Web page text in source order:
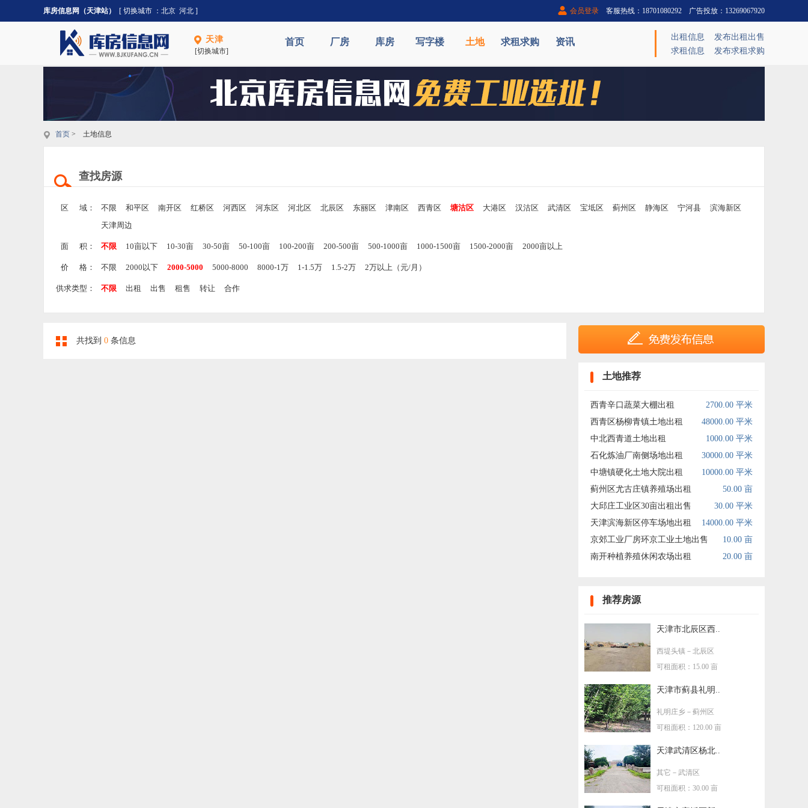
库房信息网（天津站） [ 切换城市 ： 北京 河北 ] 会员登录 客服热线：18701080292 广告投放：13269067920
天津
[切换城市]
首页 厂房 库房 写字楼 土地 求租求购 资讯 出租信息
发布出租出售
求租信息
发布求租求购
首页 > 土地信息
查找房源
区 域： 不限 和平区 南开区 红桥区 河西区 河东区 河北区 北辰区 东丽区 津南区 西青区 塘沽区 大港区 汉沽区 武清区 宝坻区 蓟州区 静海区 宁河县
滨海新区
天津周边
面 积： 不限 10亩以下 10-30亩 30-50亩 50-100亩 100-200亩 200-500亩 500-1000亩 1000-1500亩 1500-2000亩 2000亩以上
价 格： 不限 2000以下 2000-5000 5000-8000 8000-1万 1-1.5万 1.5-2万 2万以上（元/月）
供求类型： 不限 出租 出售 租售 转让 合作
共找到 0 条信息
土地推荐
西青辛口蔬菜大棚出租
2700.00 平米
西青区杨柳青镇土地出租
48000.00 平米
中北西青道土地出租
1000.00 平米
石化炼油厂南侧场地出租
30000.00 平米
中塘镇硬化土地大院出租
10000.00 平米
蓟州区尤古庄镇养殖场出租
50.00 亩
大邱庄工业区30亩出租出售
30.00 平米
天津滨海新区停车场地出租
14000.00 平米
京郊工业厂房环京工业土地出售
10.00 亩
南开种植养殖休闲农场出租
20.00 亩
推荐房源
天津市北辰区西..
西堤头镇 －北辰区
可租面积：15.00 亩
天津市蓟县礼明..
礼明庄乡 －蓟州区
可租面积：120.00 亩
天津武清区杨北..
其它 －武清区
可租面积：30.00 亩